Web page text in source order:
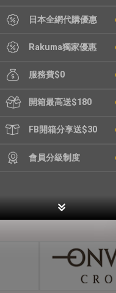
日本全網代購優惠
Rakuma獨家優惠
服務費$0
開箱最高送$180
FB開箱分享送$30
會員分級制度